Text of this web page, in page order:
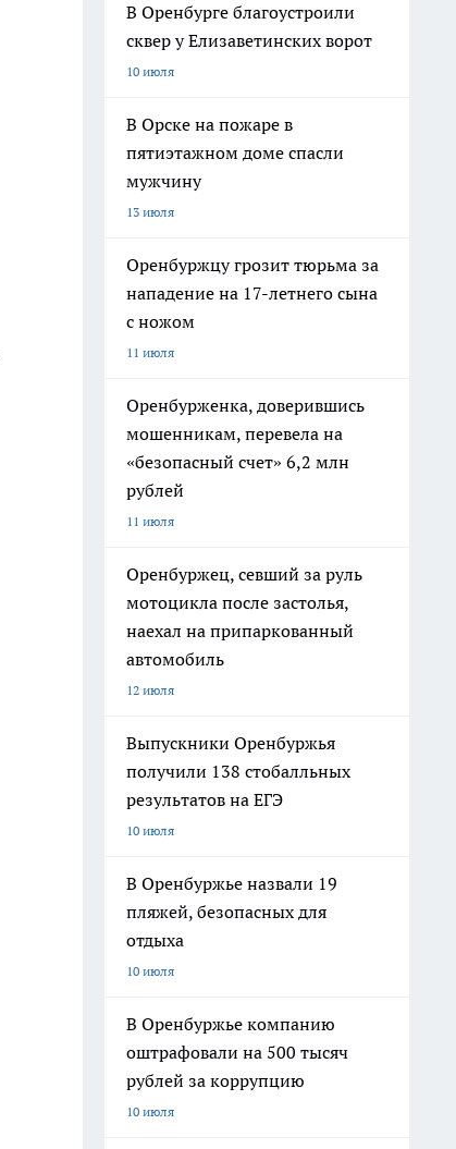
В Оренбурге благоустроили
сквер у Елизаветинских ворот
10 июля
В Орске на пожаре в
пятиэтажном доме спасли
мужчину
13 июля
Оренбуржцу грозит тюрьма за
нападение на 17-летнего сына
с ножом
11 июля
Оренбурженка, доверившись
мошенникам, перевела на
«безопасный счет» 6,2 млн
рублей
11 июля
Оренбуржец, севший за руль
мотоцикла после застолья,
наехал на припаркованный
автомобиль
12 июля
Выпускники Оренбуржья
получили 138 стобалльных
результатов на ЕГЭ
10 июля
В Оренбуржье назвали 19
пляжей, безопасных для
отдыха
10 июля
В Оренбуржье компанию
оштрафовали на 500 тысяч
рублей за коррупцию
10 июля